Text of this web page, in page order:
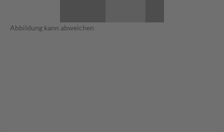
Abbildung kann abweichen